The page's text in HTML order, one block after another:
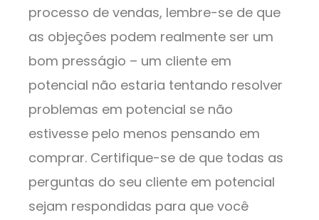
processo de vendas, lembre-se de que
as objeções podem realmente ser um
bom presságio – um cliente em
potencial não estaria tentando resolver
problemas em potencial se não
estivesse pelo menos pensando em
comprar. Certifique-se de que todas as
perguntas do seu cliente em potencial
sejam respondidas para que você